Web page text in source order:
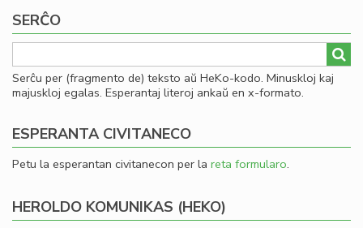
SERĈO
Serĉu per (fragmento de) teksto aŭ HeKo-kodo. Minuskloj kaj
majuskloj egalas. Esperantaj literoj ankaŭ en x-formato.
ESPERANTA CIVITANECO
Petu la esperantan civitanecon per la reta formularo.
HEROLDO KOMUNIKAS (HEKO)